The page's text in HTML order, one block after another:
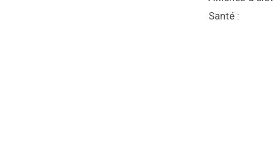
Santé :